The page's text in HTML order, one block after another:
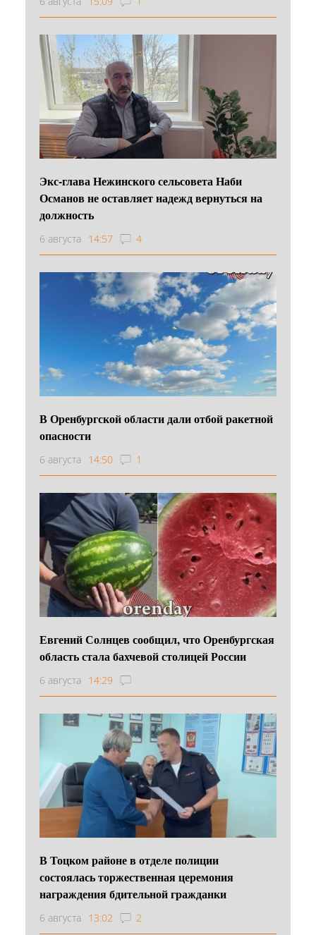
Экс-глава Нежинского сельсовета Наби
Османов не оставляет надежд вернуться на
должность
6 августа 14:57 4
В Оренбургской области дали отбой ракетной
опасности
6 августа 14:50 1
Евгений Солнцев сообщил, что Оренбургская
область стала бахчевой столицей России
6 августа 14:29
В Тоцком районе в отделе полиции
состоялась торжественная церемония
награждения бдительной гражданки
6 августа 13:02 2